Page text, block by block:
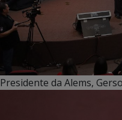
Presidente da Alems,